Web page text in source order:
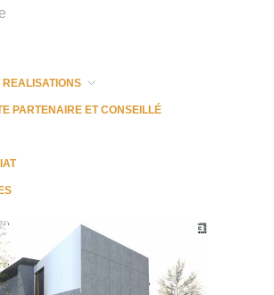
REALISATIONS
PARTENAIRE ET CONSEILLÉ